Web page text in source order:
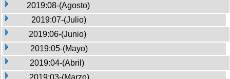
2019:08-(Agosto)
2019:07-(Julio)
2019:06-(Junio)
2019:05-(Mayo)
2019:04-(Abril)
2019:03-(Marzo)